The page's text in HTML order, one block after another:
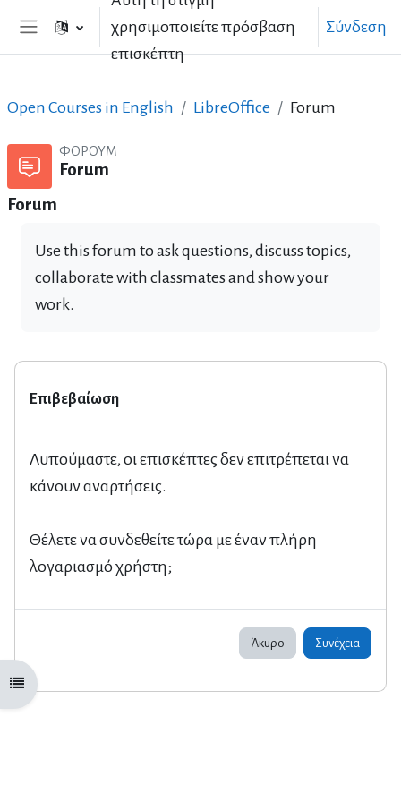
Μετάβαση στο κεντρικό περιεχόμενο
Πλευρικός πίνακας
χρησιμοποιείτε πρόσβαση
επισκέπτη
Σύνδεση
Άνοιγμα ευρετηρίου μαθήματος
Open Courses in English LibreOffice Forum
ΦΌΡΟΥΜ
Forum
Forum
Use this forum to ask questions, discuss topics,
collaborate with classmates and show your
work.
Επιβεβαίωση
Λυπούμαστε, οι επισκέπτες δεν επιτρέπεται να
κάνουν αναρτήσεις.
Θέλετε να συνδεθείτε τώρα με έναν πλήρη
λογαριασμό χρήστη;
Άκυρο Συνέχεια